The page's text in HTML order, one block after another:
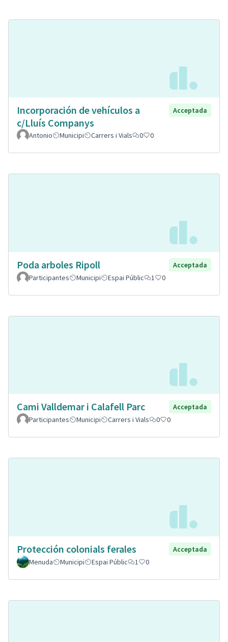
Incorporación de vehículos a
c/Lluís Companys
Acceptada
Antonio Municipi Carrers i Vials 0 0
Poda arboles Ripoll
Acceptada
Participantes
Municipi Espai Públic 1 0
Cami Valldemar i Calafell Parc
Acceptada
Participantes
Municipi Carrers i Vials 0 0
Protección colonials ferales
Acceptada
Menuda
Municipi Espai Públic 1 0